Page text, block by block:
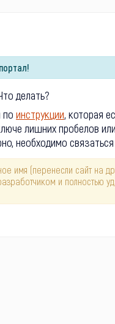
делать?
по инструкции, которая
лишних пробелов
необходимо
имя (перенесли сайт на
и полностью